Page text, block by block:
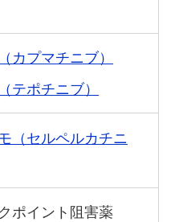
カプマチニブ）
テポチニブ）
（セルペルカチニ
ポイント阻害薬